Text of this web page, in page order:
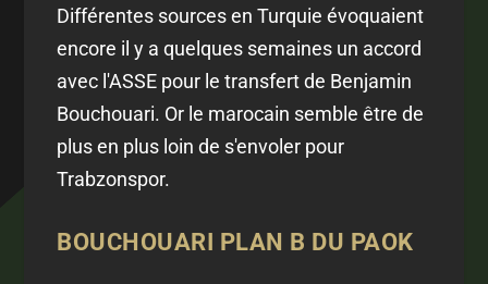
Différentes sources en Turquie évoquaient
encore il y a quelques semaines un accord
avec l'ASSE pour le transfert de Benjamin
Bouchouari. Or le marocain semble être de
plus en plus loin de s'envoler pour
Trabzonspor.
BOUCHOUARI PLAN B DU PAOK